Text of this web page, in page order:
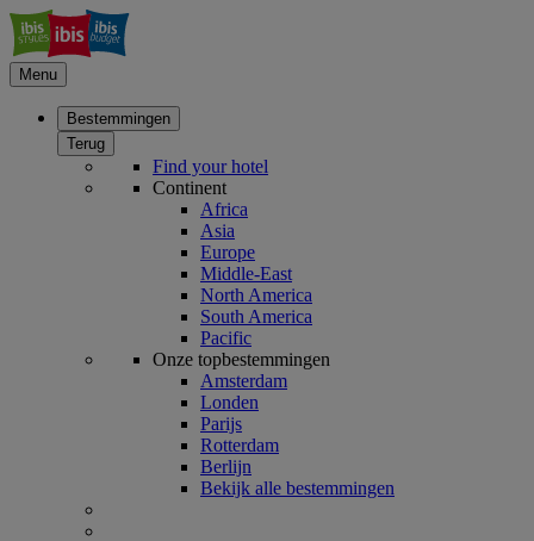
Menu
Bestemmingen
Terug
Find your hotel
Continent
Africa
Asia
Europe
Middle-East
North America
South America
Pacific
Onze topbestemmingen
Amsterdam
Londen
Parijs
Rotterdam
Berlijn
Bekijk alle bestemmingen